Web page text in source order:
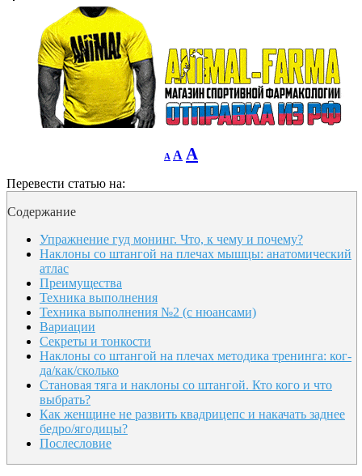
A
Decrease
font
A Reset
font
A
size.
Перевести статью на:
Содержание
Упражнение гуд монинг. Что, к чему и почему?
Наклоны со штангой на плечах мышцы: анатомический
атлас
Преимущества
Техника выполнения
Техника выполнения №2 (с нюансами)
Вариации
Секреты и тонкости
Наклоны со штангой на плечах ме­тоди­ка тре­нин­га: ког­
да/как/сколь­ко
Становая тяга и наклоны со штангой. Кто кого и что
выбрать?
Как женщине не развить квадрицепс и накачать заднее
бедро/ягодицы?
Послесловие